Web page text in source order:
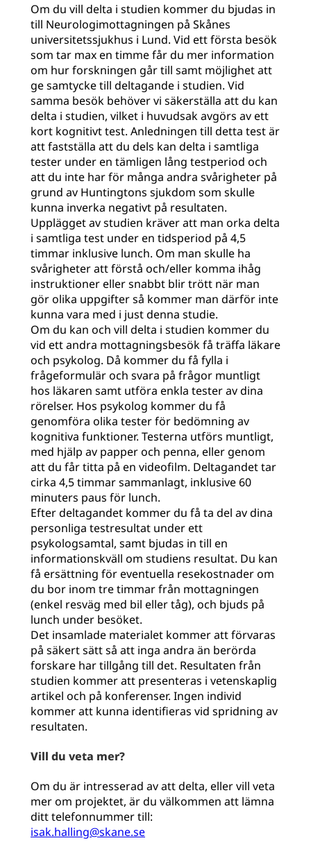
Om du vill delta i studien kommer du bjudas in
till Neurologimottagningen på Skånes
universitetssjukhus i Lund. Vid ett första besök
som tar max en timme får du mer information
om hur forskningen går till samt möjlighet att
ge samtycke till deltagande i studien. Vid
samma besök behöver vi säkerställa att du kan
delta i studien, vilket i huvudsak avgörs av ett
kort kognitivt test. Anledningen till detta test är
att fastställa att du dels kan delta i samtliga
tester under en tämligen lång testperiod och
att du inte har för många andra svårigheter på
grund av Huntingtons sjukdom som skulle
kunna inverka negativt på resultaten.
Upplägget av studien kräver att man orka delta
i samtliga test under en tidsperiod på 4,5
timmar inklusive lunch. Om man skulle ha
svårigheter att förstå och/eller komma ihåg
instruktioner eller snabbt blir trött när man
gör olika uppgifter så kommer man därför inte
kunna vara med i just denna studie.
Om du kan och vill delta i studien kommer du
vid ett andra mottagningsbesök få träffa läkare
och psykolog. Då kommer du få fylla i
frågeformulär och svara på frågor muntligt
hos läkaren samt utföra enkla tester av dina
rörelser. Hos psykolog kommer du få
genomföra olika tester för bedömning av
kognitiva funktioner. Testerna utförs muntligt,
med hjälp av papper och penna, eller genom
att du får titta på en videoﬁlm. Deltagandet tar
cirka 4,5 timmar sammanlagt, inklusive 60
minuters paus för lunch.
Efter deltagandet kommer du få ta del av dina
personliga testresultat under ett
psykologsamtal, samt bjudas in till en
informationskväll om studiens resultat. Du kan
få ersättning för eventuella resekostnader om
du bor inom tre timmar från mottagningen
(enkel resväg med bil eller tåg), och bjuds på
lunch under besöket.
Det insamlade materialet kommer att förvaras
på säkert sätt så att inga andra än berörda
forskare har tillgång till det. Resultaten från
studien kommer att presenteras i vetenskaplig
artikel och på konferenser. Ingen individ
kommer att kunna identiﬁeras vid spridning av
resultaten.
Vill du veta mer?
Om du är intresserad av att delta, eller vill veta
mer om projektet, är du välkommen att lämna
ditt telefonnummer till:
isak.halling@skane.se